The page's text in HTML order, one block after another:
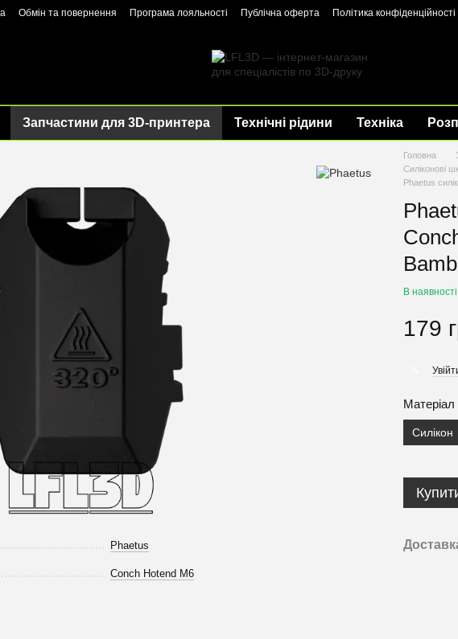
Обмін та повернення Програма лояльності Публічна оферта Політика конфіденційності
Запчастини для 3D-принтера Технічні рідини Техніка
Phaetus
Conch Hotend M6
Головна
Силіконові
Phaetus
В наявності
179
Матеріал
Силікон